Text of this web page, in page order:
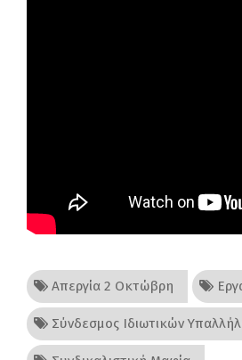
Απεργία 2 Οκτώβρη
Σύνδεσμος Ιδιωτικών